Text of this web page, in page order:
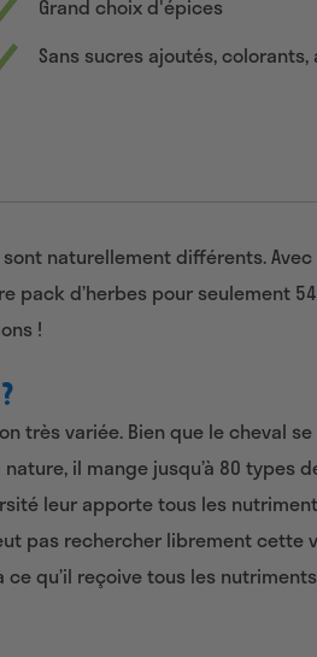
Grand choix d'épices
Sans sucres ajoutés,
naturellement différents. Avec
pack d’herbes pour seulement
!
très variée. Bien que le cheval
il mange jusqu’à 80 types
leur apporte tous les
pas rechercher librement cette
qu’il reçoive tous les